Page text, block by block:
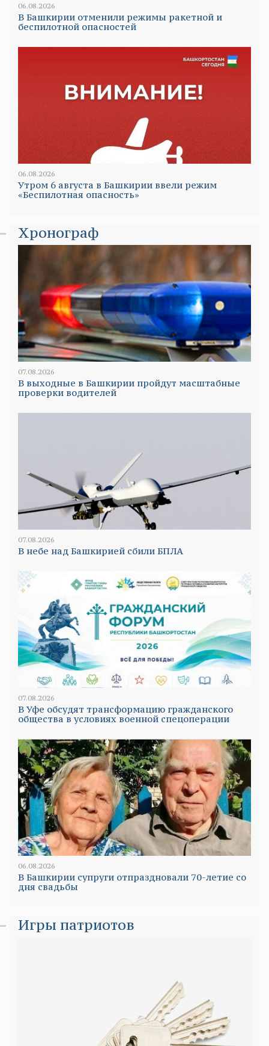
06.08.2026
В Башкирии отменили режимы ракетной и
беспилотной опасностей
06.08.2026
Утром 6 августа в Башкирии ввели режим
«Беспилотная опасность»
Хронограф
07.08.2026
В выходные в Башкирии пройдут масштабные
проверки водителей
07.08.2026
В небе над Башкирией сбили БПЛА
07.08.2026
В Уфе обсудят трансформацию гражданского
общества в условиях военной спецоперации
06.08.2026
В Башкирии супруги отпраздновали 70-летие со
дня свадьбы
Игры патриотов